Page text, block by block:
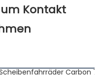
um Kontakt